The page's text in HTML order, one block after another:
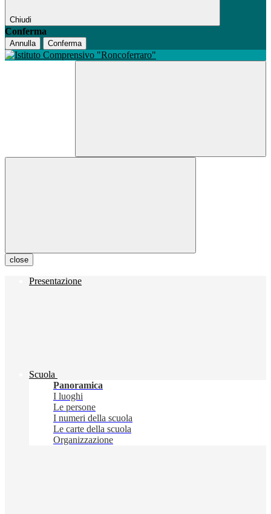
Chiudi
Conferma
Annulla Conferma
close
Presentazione
Scuola
Panoramica
I luoghi
Le persone
I numeri della scuola
Le carte della scuola
Organizzazione